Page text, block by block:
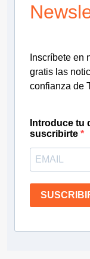
Inscríbete en
gratis las
confianza de
Introduce tu
suscribirte